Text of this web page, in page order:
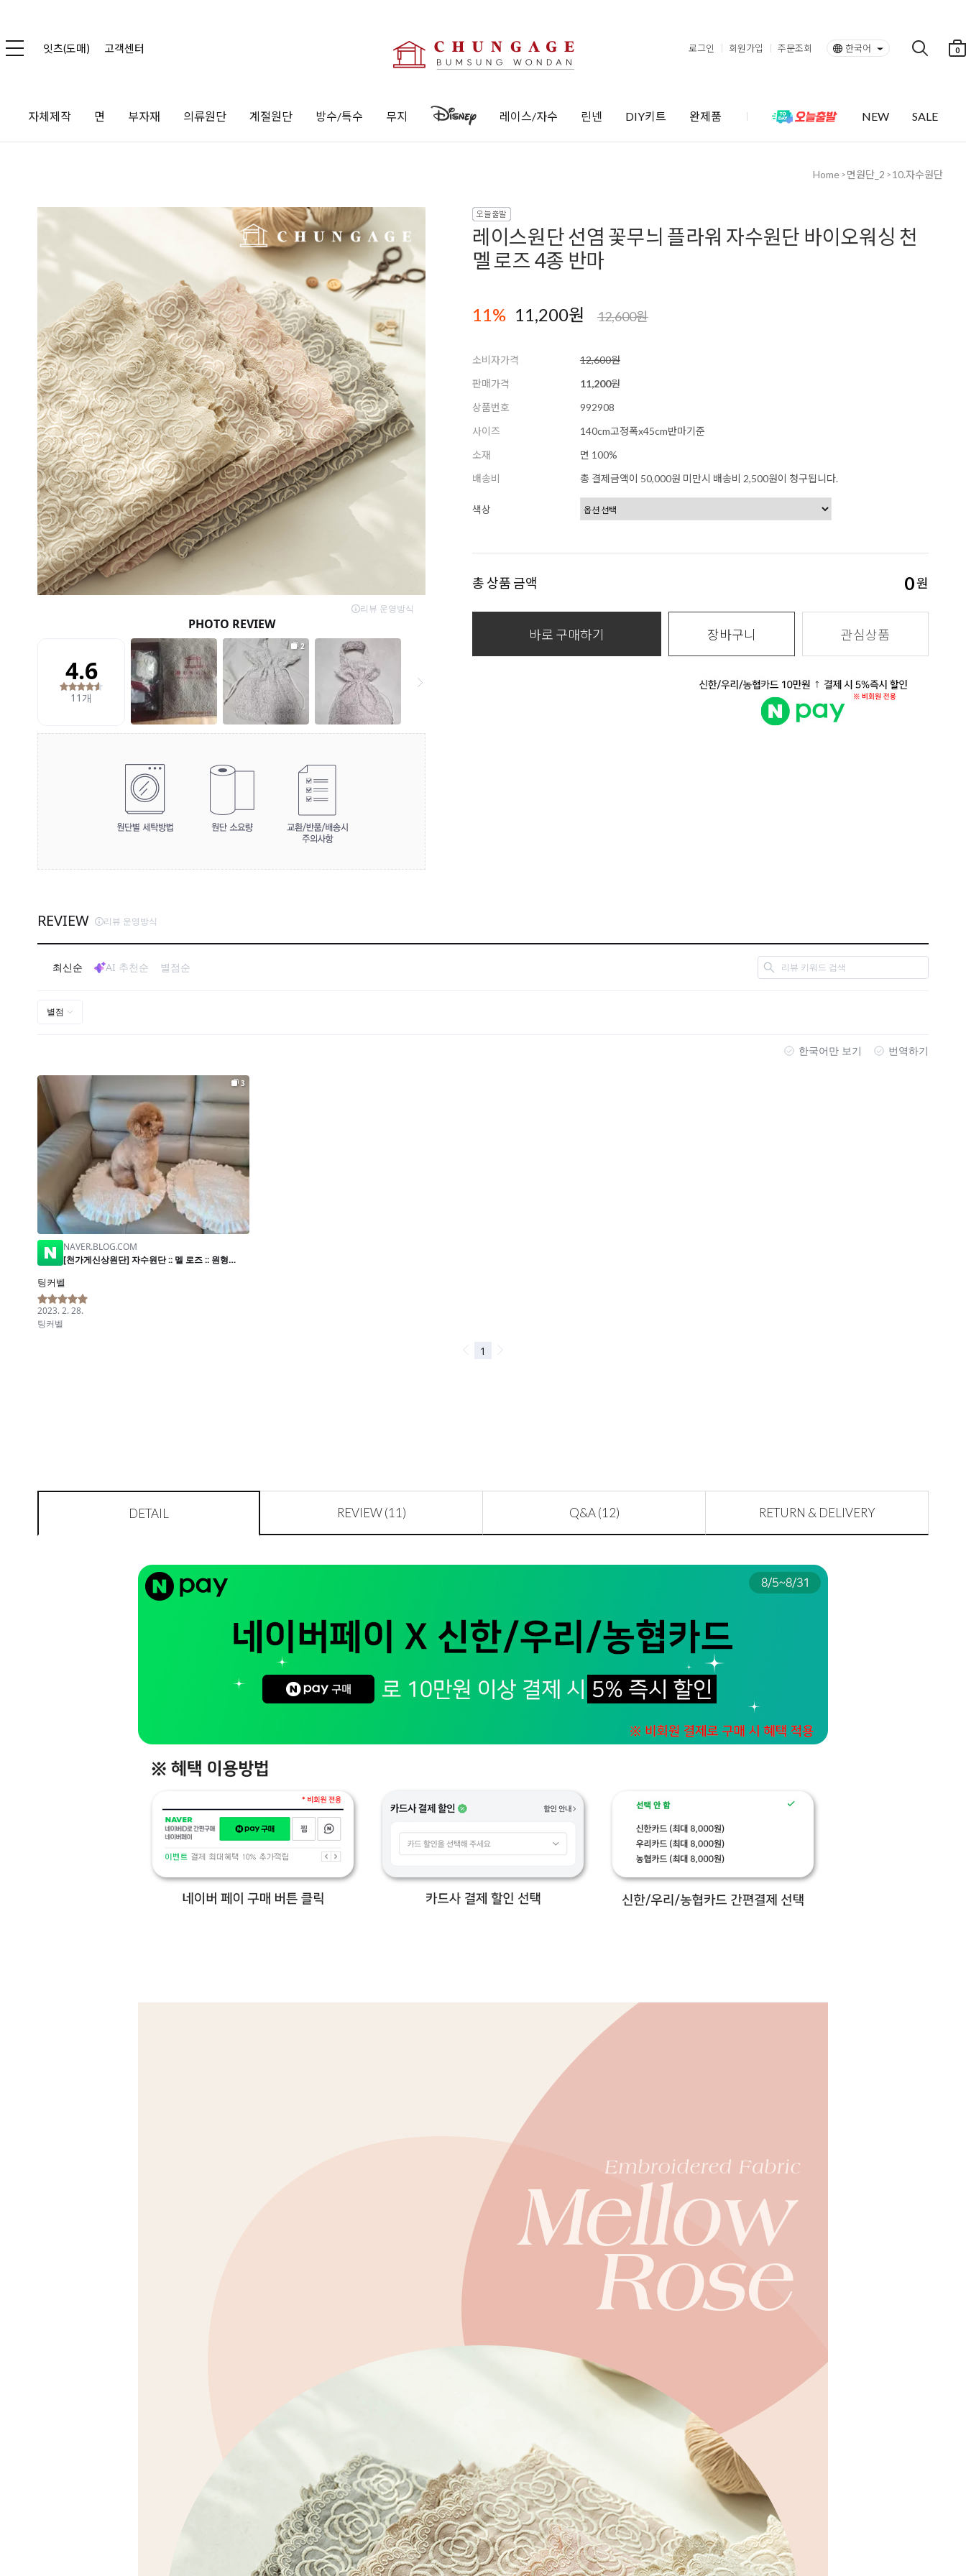
잇츠(도매) 고객센터 로그인 회원가입 주문조회 한국어 0
자체제작 면 부자재 의류원단 계절원단 방수/특수 무지 레이스/자수 린넨 DIY키트 완제품 NEW SALE
Home > 면원단_2 > 10.자수원단
레이스원단 선염 꽃무늬 플라워 자수원단 바이오워싱 천
멜 로즈 4종 반마
11% 11,200원 12,600원
소비자가격
12,600원
판매가격
11,200원
상품번호
992908
사이즈
140cm고정폭x45cm반마기준
소재
면 100%
배송비
총 결제금액이 50,000원 미만시 배송비 2,500원이 청구됩니다.
색상
총 상품 금액 0원
바로 구매하기 장바구니 관심상품
DETAIL REVIEW (11) Q&A (12) RETURN & DELIVERY